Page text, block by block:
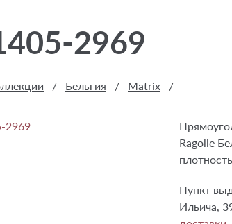
2969
/ Бельгия / Matrix /
Ragolle
Пункт
Ильича,